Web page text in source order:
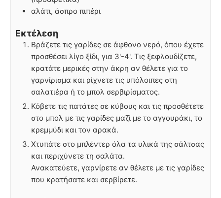
αλάτι, άσπρο πιπέρι
Εκτέλεση
Βράζετε τις γαρίδες σε άφθονο νερό, όπου έχετε
προσθέσει λίγο ξίδι, για 3'-4'. Τις ξεφλουδίζετε,
κρατάτε μερικές στην άκρη αν θέλετε για το
γαρνίρισμα και ρίχνετε τις υπόλοιπες στη
σαλατιέρα ή το μπολ σερβιρίσματος.
Κόβετε τις πατάτες σε κύβους και τις προσθέτετε
στο μπολ με τις γαρίδες μαζί με το αγγουράκι, το
κρεμμύδι και τον αρακά.
Χτυπάτε στο μπλέντερ όλα τα υλικά της σάλτσας
και περιχύνετε τη σαλάτα.
Ανακατεύετε, γαρνίρετε αν θέλετε με τις γαρίδες
που κρατήσατε και σερβίρετε.